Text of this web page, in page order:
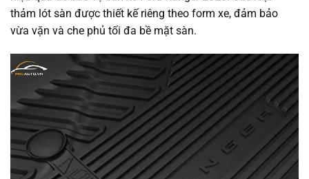
thảm lót sàn được thiết kế riêng theo form xe, đảm bảo
vừa vặn và che phủ tối đa bề mặt sàn.